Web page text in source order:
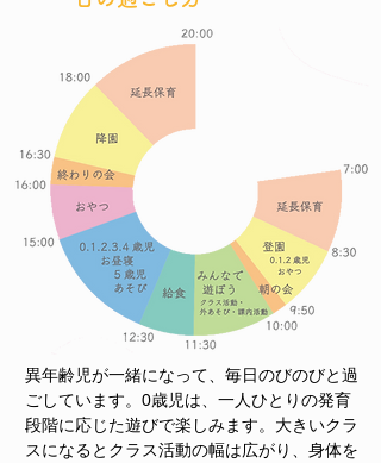
異年齢児が一緒になって、毎日のびのびと過
ごしています。0歳児は、一人ひとりの発育
段階に応じた遊びで楽しみます。大きいクラ
スになるとクラス活動の幅は広がり、身体を